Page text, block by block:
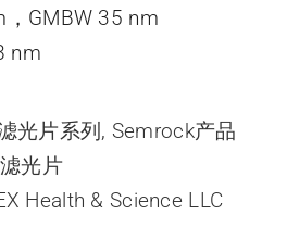
，GMBW 35 nm
nm
光片系列 , Semrock产品
光片
Health & Science LLC